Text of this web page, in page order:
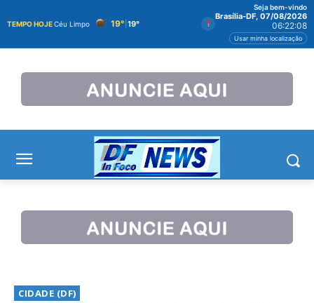
TEMPO HOJECéu Limpo 19° 19°
Seja bem-vindo
Brasília-DF, 07/08/2026
06:22:08
Usar minha localização
CIDADE (DF)